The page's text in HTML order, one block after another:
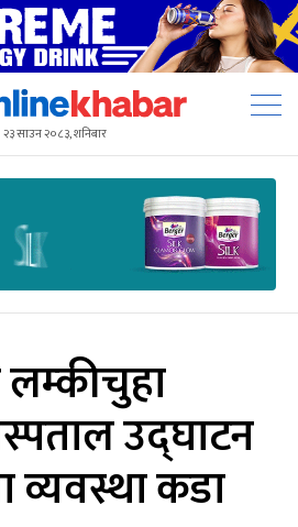
२३ साउन २०८३, शनिबार
लम्कीचुहा
उद्घाटन
व्यवस्था कडा